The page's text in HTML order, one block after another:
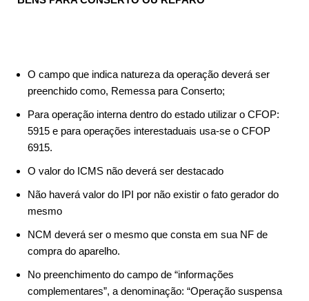
O campo que indica natureza da operação deverá ser
preenchido como, Remessa para Conserto;
Para operação interna dentro do estado utilizar o CFOP:
5915 e para operações interestaduais usa-se o CFOP
6915.
O valor do ICMS não deverá ser destacado
Não haverá valor do IPI por não existir o fato gerador do
mesmo
NCM deverá ser o mesmo que consta em sua NF de
compra do aparelho.
No preenchimento do campo de “informações
complementares”, a denominação: “Operação suspensa